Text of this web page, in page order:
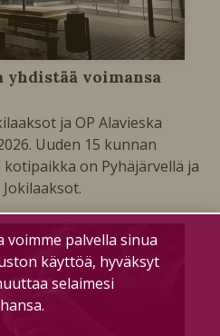
yhdistää voimansa
ja OP Alavieska
Uuden 15 kunnan
on Pyhäjärvellä ja
voimme palvella sinua
käyttöä, hyväksyt
selaimesi